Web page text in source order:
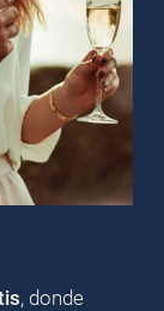
, donde